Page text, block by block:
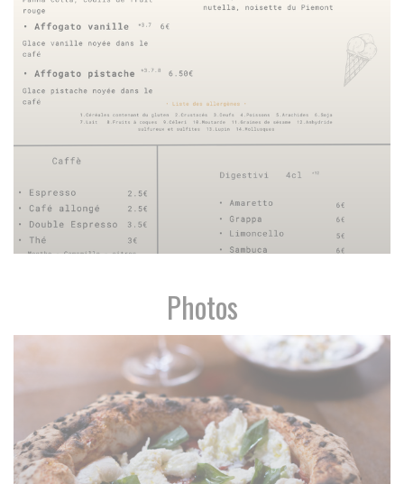
Photos